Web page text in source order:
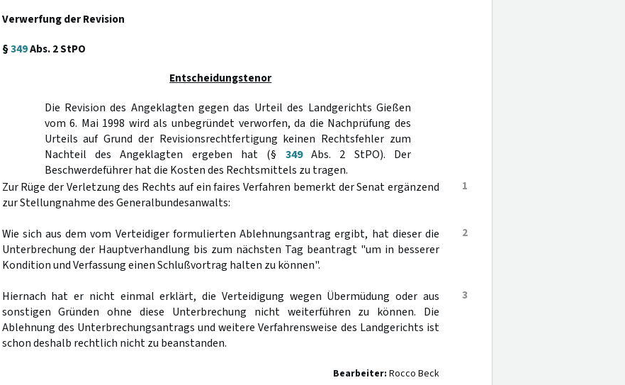
Verwerfung der Revision
§349Abs. 2 StPO
Entscheidungstenor
Die Revision des Angeklagten gegen das Urteil des Landgerichts Gießen
vom 6. Mai 1998 wird als unbegründet verworfen, da die Nachprüfung des
Urteils auf Grund der Revisionsrechtfertigung keinen Rechtsfehler zum
Nachteil des Angeklagten ergeben hat (§ 349Abs. 2 StPO). Der
Beschwerdeführer hat die Kosten des Rechtsmittels zu tragen.
1
Zur Rüge der Verletzung des Rechts auf ein faires Verfahren bemerkt der Senat ergänzend
zur Stellungnahme des Generalbundesanwalts:
2
Wie sich aus dem vom Verteidiger formulierten Ablehnungsantrag ergibt, hat dieser die
Unterbrechung der Hauptverhandlung bis zum nächsten Tag beantragt "um in besserer
Kondition und Verfassung einen Schlußvortrag halten zu können".
3
Hiernach hat er nicht einmal erklärt, die Verteidigung wegen Übermüdung oder aus
sonstigen Gründen ohne diese Unterbrechung nicht weiterführen zu können. Die
Ablehnung des Unterbrechungsantrags und weitere Verfahrensweise des Landgerichts ist
schon deshalb rechtlich nicht zu beanstanden.
Bearbeiter: Rocco Beck